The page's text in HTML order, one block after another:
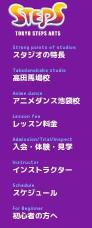
Strong points of studios
スタジオの特長
Takadanobaba studio
高田馬場校
Anime dance
アニメダンス池袋校
Lesson fee
レッスン料金
Admission/Trial/Inspect
入会・体験・見学
Instructor
インストラクター
Schedule
スケジュール
For Beginner
初心者の方へ